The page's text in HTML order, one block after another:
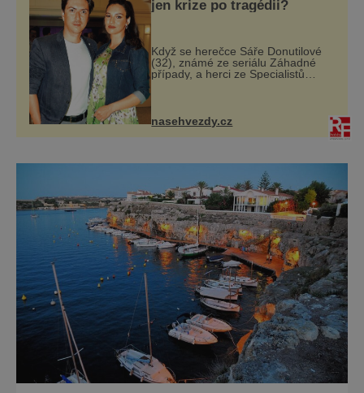
jen krize po tragédii?
Když se herečce Sáře Donutilové
(32), známé ze seriálu Záhadné
případy, a herci ze Specialistů
syn E
nasehvezdy.cz